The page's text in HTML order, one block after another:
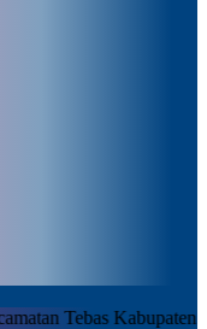
Kabupaten Sambas